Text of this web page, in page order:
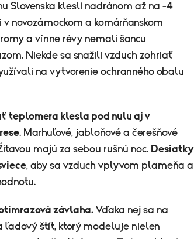
Slovenska klesli nadránom až na -4
novozámockom a komárňanskom
a vínne révy nemali šancu
Niekde sa snažili vzduch zohriať
na vytvorenie ochranného obalu
teplomera klesla pod nulu aj v
. Marhuľové, jabloňové a čerešňové
majú za sebou rušnú noc. Desiatky
, aby sa vzduch vplyvom plameňa a
závlaha. Vďaka nej sa na
ľadový štít, ktorý modeluje nielen